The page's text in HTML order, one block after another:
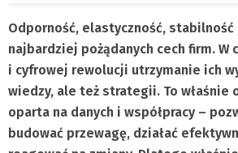
Odporność, elastyczność,
najbardziej pożądanych cech firm. W
i cyfrowej rewolucji utrzymanie ich
wiedzy, ale też strategii. To właśnie
oparta na danych i współpracy –
budować przewagę, działać